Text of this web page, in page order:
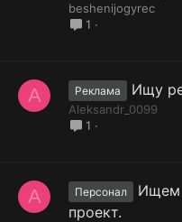
beshenijogyrec
1
A Реклама Ищу
Aleksandr_0099
1
A Персонал
Ищем
проект.